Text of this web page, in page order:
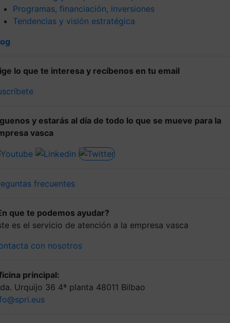
Programas, financiación, inversiones
Tendencias y visión estratégica
lo que te interesa y recíbenos en tu email
y estarás al día de todo lo que se mueve para la
vasca
frecuentes
que te podemos ayudar?
es el servicio de atención a la empresa vasca
con nosotros
principal:
Urquijo 36 4ª planta 48011 Bilbao